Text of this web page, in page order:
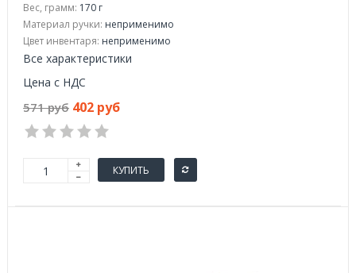
Вес, грамм: 170 г
Материал ручки: неприменимо
Цвет инвентаря: неприменимо
Все характеристики
Цена с НДС
571 руб 402 руб
КУПИТЬ